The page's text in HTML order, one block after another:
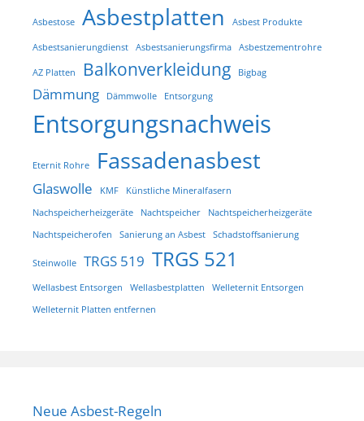
Asbestose Asbestplatten Asbest Produkte
Asbestsanierungdienst Asbestsanierungsfirma Asbestzementrohre
AZ Platten Balkonverkleidung Bigbag
Dämmung Dämmwolle Entsorgung
Entsorgungsnachweis
Eternit Rohre Fassadenasbest
Glaswolle KMF
Künstliche Mineralfasern
Nachspeicherheizgeräte
Nachtspeicher
Nachtspeicherheizgeräte
Nachtspeicherofen
Sanierung an Asbest Schadstoffsanierung
Steinwolle TRGS 519 TRGS 521
Wellasbest Entsorgen Wellasbestplatten
Welleternit Entsorgen
Welleternit Platten entfernen
Neue Asbest-Regeln